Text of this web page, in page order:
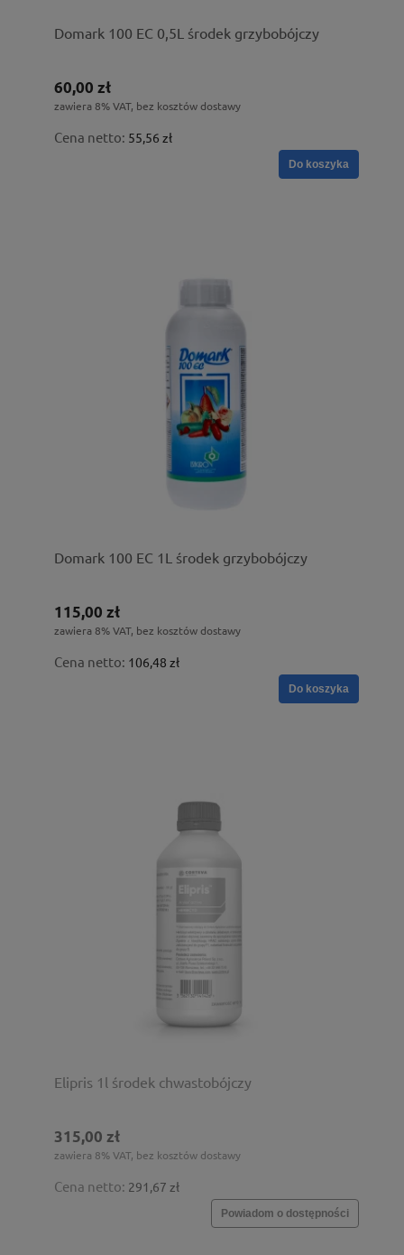
Domark 100 EC 0,5L środek grzybobójczy
60,00 zł
zawiera 8% VAT, bez kosztów dostawy
Cena netto: 55,56 zł
Do koszyka
Domark 100 EC 1L środek grzybobójczy
115,00 zł
zawiera 8% VAT, bez kosztów dostawy
Cena netto: 106,48 zł
Do koszyka
Elipris 1l środek chwastobójczy
315,00 zł
zawiera 8% VAT, bez kosztów dostawy
Cena netto: 291,67 zł
Powiadom o dostępności